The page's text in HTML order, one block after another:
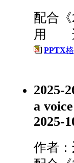
配合
用 适
PPTX
2025-
a voice
2025-
作者：